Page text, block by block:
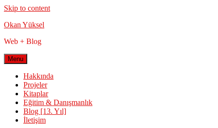
Skip to content
Okan Yüksel
Web + Blog
Menu
Hakkında
Projeler
Kitaplar
Eğitim & Danışmanlık
Blog [13. Yıl]
İletişim